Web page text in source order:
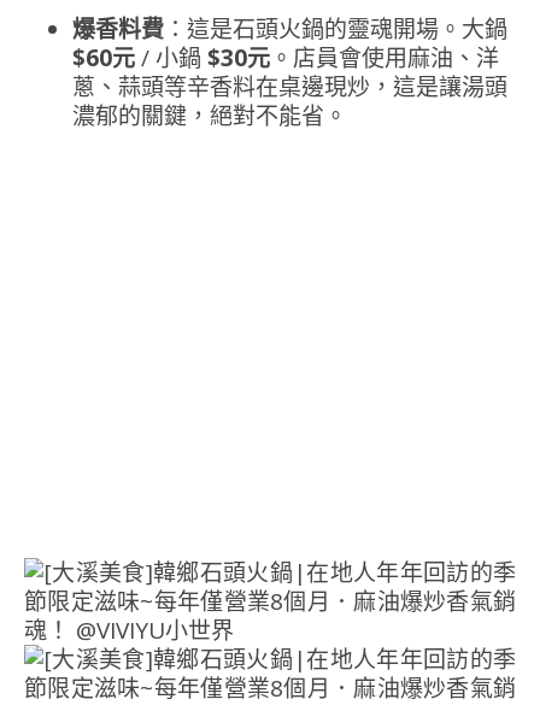
爆香料費 ：這是石頭火鍋的靈魂開場。大鍋
$60元/ 小鍋 $30元 。店員會使用麻油、洋
蔥、蒜頭等辛香料在桌邊現炒，這是讓湯頭
濃郁的關鍵，絕對不能省。